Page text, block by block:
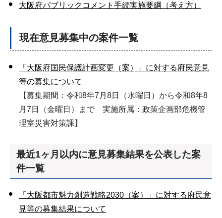
大阪府パブリックコメント手続実施要綱（考え方）
現在意見募集中の案件一覧
「大阪府国民保護計画変更（案）」に対する府民意見
等の募集について
【募集期間：令和8年7月8日（水曜日）から令和8年8
月7日（金曜日）まで 実施所属：政策企画部危機管
理室災害対策課】
最近1ヶ月以内に意見募集結果を公表した案
件一覧
「大阪都市魅力創造戦略2030（案）」に対する府民意
見等の募集結果について